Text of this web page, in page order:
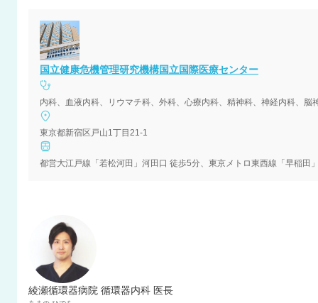
国立健康危機管理研究機構国立国際医療センター
内科、血液内科、リウマチ科、外科、心療内科、精神科、神経内科、
東京都新宿区戸山1丁目21-1
都営大江戸線「若松河田」河田口 徒歩5分、東京メトロ東西線「早稲田
綾瀬循環器病院 循環器内科 医長